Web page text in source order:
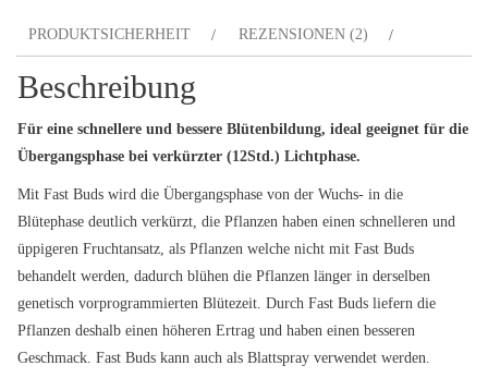
PRODUKTSICHERHEIT REZENSIONEN (2)
Beschreibung
Für eine schnellere und bessere Blütenbildung, ideal geeignet für die
Übergangsphase bei verkürzter (12Std.) Lichtphase.
Mit Fast Buds wird die Übergangsphase von der Wuchs- in die
Blütephase deutlich verkürzt, die Pflanzen haben einen schnelleren und
üppigeren Fruchtansatz, als Pflanzen welche nicht mit Fast Buds
behandelt werden, dadurch blühen die Pflanzen länger in derselben
genetisch vorprogrammierten Blütezeit. Durch Fast Buds liefern die
Pflanzen deshalb einen höheren Ertrag und haben einen besseren
Geschmack. Fast Buds kann auch als Blattspray verwendet werden.